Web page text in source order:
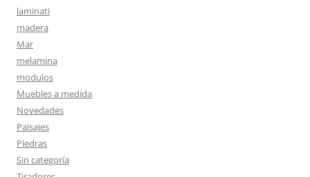
laminati
madera
Mar
melamina
modulos
Muebles a medida
Novedades
Paisajes
Piedras
Sin categoría